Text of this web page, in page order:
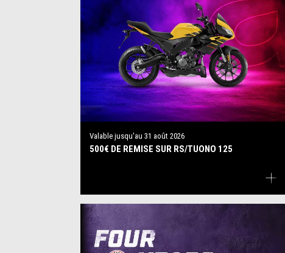
Valable jusqu'au 31 août 2026
500€ DE REMISE SUR RS/TUONO 125